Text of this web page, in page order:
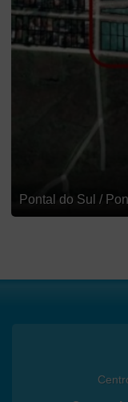
Pontal do Sul /